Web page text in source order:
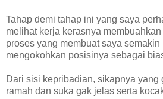
Tahap demi tahap ini yang saya
melihat kerja kerasnya
proses yang membuat saya semakin
mengokohkan posisinya sebagai
Dari sisi kepribadian, sikapnya yang
ramah dan suka gak jelas serta